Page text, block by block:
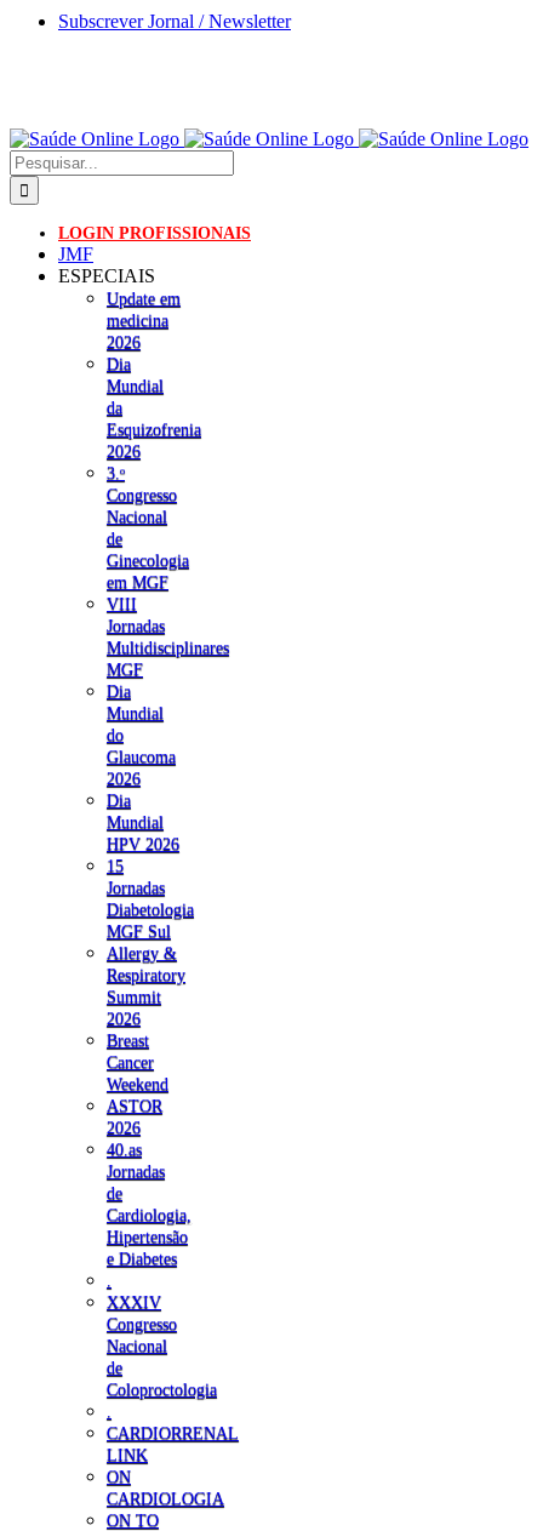
Skip
Subscrever Jornal / Newsletter
Pesquisar
LOGIN PROFISSIONAIS
JMF
ESPECIAIS
Update em
medicina
2026
Dia
Mundial
da
Esquizofrenia
2026
3.ᵒ
Congresso
Nacional
de
Ginecologia
em MGF
VIII
Jornadas
Multidisciplinares
MGF
Dia
Mundial
do
Glaucoma
2026
Dia
Mundial
HPV 2026
15
Jornadas
Diabetologia
MGF Sul
Allergy &
Respiratory
Summit
2026
Breast
Cancer
Weekend
ASTOR
2026
40.as
Jornadas
de
Cardiologia,
Hipertensão
e Diabetes
XXXIV
Congresso
Nacional
de
Coloproctologia
CARDIORRENAL
LINK
ON
CARDIOLOGIA
ON TO